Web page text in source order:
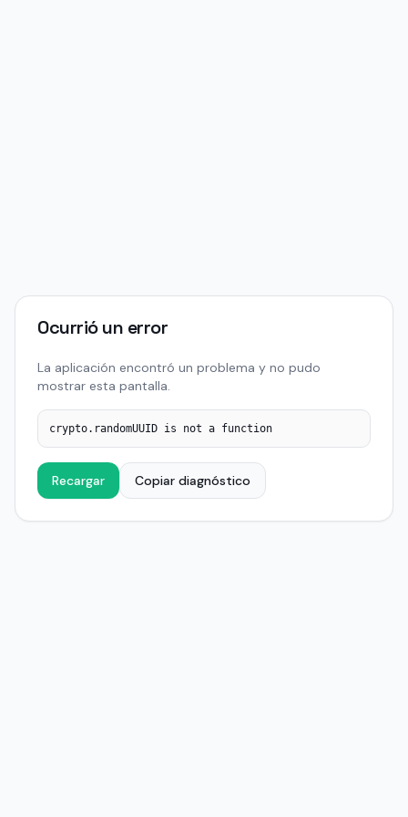
Ocurrió un error
La aplicación encontró un problema y no pudo
mostrar esta pantalla.
crypto.randomUUID is not a function
Recargar Copiar diagnóstico